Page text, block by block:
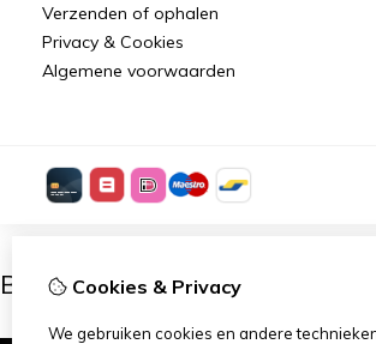
Verzenden of ophalen
Privacy & Cookies
Algemene voorwaarden
Cookies & Privacy
We gebruiken cookies en andere
Ben je 18 of ouder?